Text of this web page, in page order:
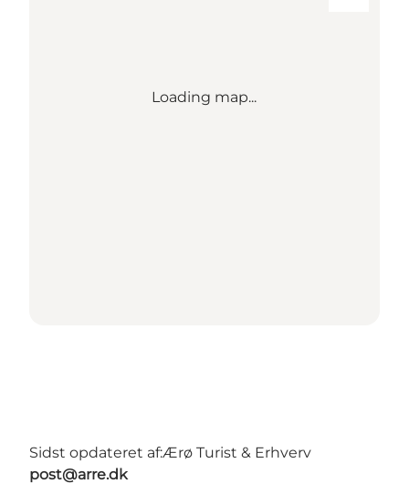
Loading map...
Sidst opdateret af:Ærø Turist & Erhverv
post@arre.dk